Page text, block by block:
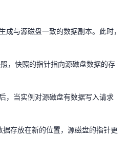
成与源磁盘一致的数据副本。此时，
，快照的指针指向源磁盘数据的存
，当实例对源磁盘有数据写入请求
存放在新的位置，源磁盘的指针更